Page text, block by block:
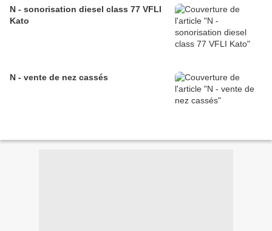
N - sonorisation diesel class 77 VFLI
Kato
N - vente de nez cassés